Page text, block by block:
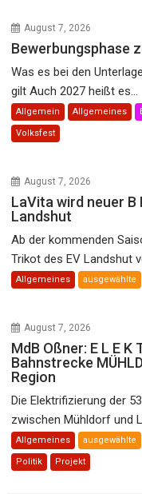
August 7, 2026
Bewerbungsphase
Was es bei den
gilt Auch 2027 heißt es...
Allgemein Allgemeines
Volksfest
August 7, 2026
LaVita wird neuer B
Landshut
Ab der kommenden
Trikot des EV Landshut
Allgemeines ausgewählte
August 7, 2026
MdB Oßner: E L E K
Bahnstrecke
Region
Die Elektrifizierung der
zwischen Mühldorf und
Allgemeines ausgewählte
Politik Projekt